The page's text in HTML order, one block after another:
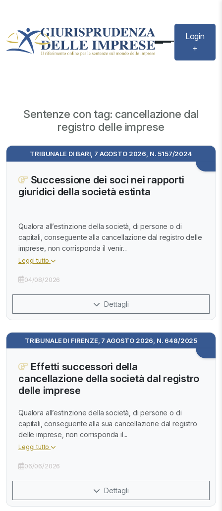
Login
+
Sentenze con tag: cancellazione dal
registro delle imprese
TRIBUNALE DI BARI, 7 AGOSTO 2026, N. 5157/2024
Successione dei soci nei rapporti
giuridici della società estinta
Qualora all’estinzione della società, di persone o di
capitali, conseguente alla cancellazione dal registro delle
imprese, non corrisponda il venir...
Leggi tutto
04/08/2026
Dettagli
TRIBUNALE DI FIRENZE, 7 AGOSTO 2026, N. 648/2025
Effetti successori della
cancellazione della società dal registro
delle imprese
Qualora all’estinzione della società, di persone o di
capitali, conseguente alla sua cancellazione dal registro
delle imprese, non corrisponda il...
Leggi tutto
06/06/2026
Dettagli